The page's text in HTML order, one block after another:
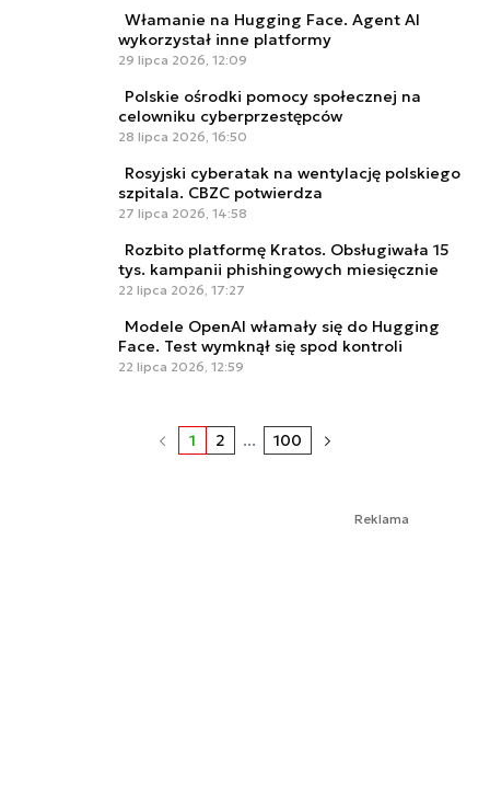
Włamanie na Hugging Face. Agent AI
wykorzystał inne platformy
29 lipca 2026, 12:09
Polskie ośrodki pomocy społecznej na
celowniku cyberprzestępców
28 lipca 2026, 16:50
Rosyjski cyberatak na wentylację polskiego
szpitala. CBZC potwierdza
27 lipca 2026, 14:58
Rozbito platformę Kratos. Obsługiwała 15
tys. kampanii phishingowych miesięcznie
22 lipca 2026, 17:27
Modele OpenAI włamały się do Hugging
Face. Test wymknął się spod kontroli
22 lipca 2026, 12:59
1 2 ... 100
Reklama